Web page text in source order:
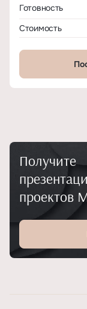
Готовность
Стоимость
Получите
проектов